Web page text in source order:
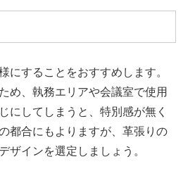
にすることをおすすめします。
め、執務エリアや会議室で使用
にしてしまうと、特別感が無く
都合にもよりますが、革張りの
ザインを選定しましょう。